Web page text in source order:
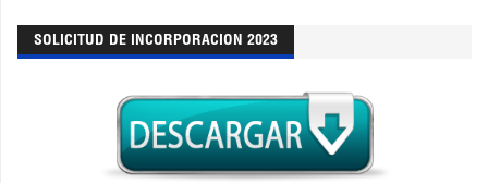
SOLICITUD DE INCORPORACION 2023